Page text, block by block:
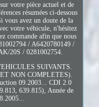
votre pièce actuel et de
résumées ci-dessous
avez un doute de la
votre véhicule, n'hésitez
commande afin que nous
/ A6420780149 /
20S / 0281002754.
SUIVANTS.
NON COMPLETES).
09.2003... CDI 2.0
639.815), Année de